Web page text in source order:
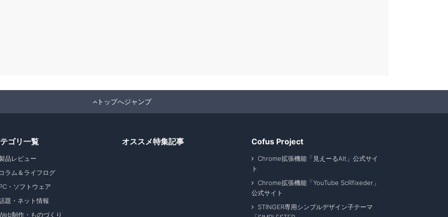
トップへジャンプ
ゴリ一覧
品レビュー
コラム＆ライフログ
・ソフトウェア
題・ネット情報
制作・ものづくり
オススメ特集記事 Cofus Project
Chrome拡張機能「見えーるAlt」公式サイ
ト
Chrome拡張機能「YouTube ScRfixeder」
公式サイト
STINGER専用シンプルデザイン子テーマ